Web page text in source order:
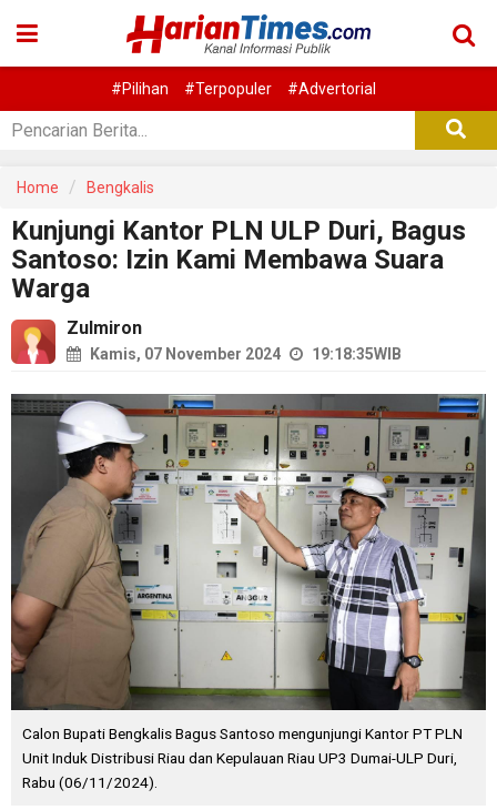
#Pilihan #Terpopuler #Advertorial
Home Bengkalis
Kunjungi Kantor PLN ULP Duri, Bagus
Santoso: Izin Kami Membawa Suara
Warga
Zulmiron
Kamis, 07 November 2024 19:18:35WIB
Calon Bupati Bengkalis Bagus Santoso mengunjungi Kantor PT PLN
Unit Induk Distribusi Riau dan Kepulauan Riau UP3 Dumai-ULP Duri,
Rabu (06/11/2024).